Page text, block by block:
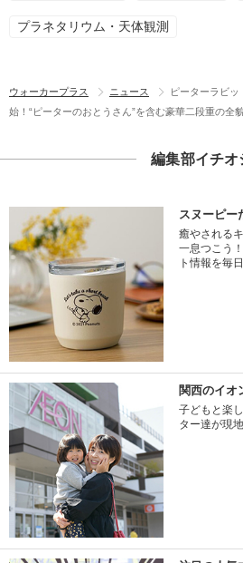
プラネタリウム・天体観測
ウォーカープラス ニュース
ピーターラビ
始！“ピーターのおとうさん”を含む豪華二段重の全
編集部イチオ
スヌーピー
癒やされる
一息つこう
ト情報を毎
関西のイオ
子どもと楽
ター達が現